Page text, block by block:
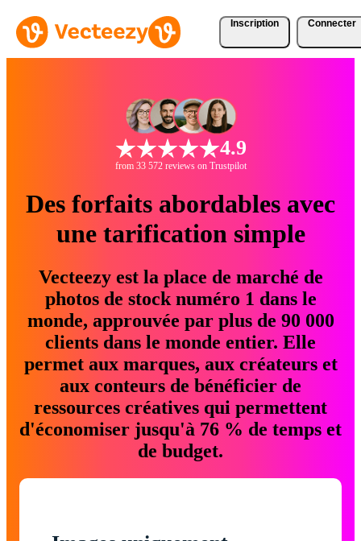
Inscription Connecter
4.9
from 33 572 reviews on Trustpilot
Des forfaits abordables avec
une tarification simple
Vecteezy est la place de marché de
photos de stock numéro 1 dans le
monde, approuvée par plus de 90 000
clients dans le monde entier. Elle
permet aux marques, aux créateurs et
aux conteurs de bénéficier de
ressources créatives qui permettent
d'économiser jusqu'à 76 % de temps et
de budget.